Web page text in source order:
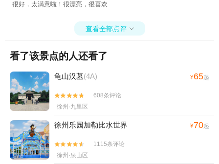
很好，太满意啦！很漂亮，很喜欢
查看全部点评 
看了该景点的人还看了
龟山汉墓(4A) ¥65起


608条评论
徐州·九里区
徐州乐园加勒比水世界 ¥70起


1115条评论
徐州·泉山区